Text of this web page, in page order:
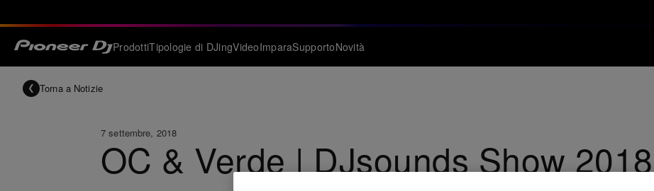
ProdottiTipologie di DJingVideoImparaSupportoNovità
Torna a Notizie
7 settembre, 2018
OC & Verde | DJsounds Show 2018